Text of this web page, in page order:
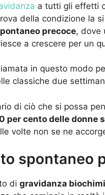
a tutti gli effetti
della condizione la
precoce, dove
a crescere per un
in questo modo
classiche due
di ciò che si possa
per cento delle donne
volte non se ne
spontaneo
di gravidanza